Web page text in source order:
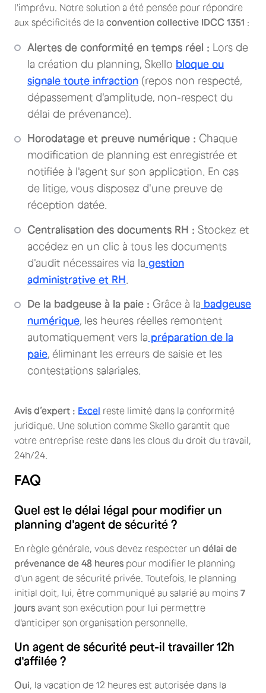
l'imprévu. Notre solution a été pensée pour répondre
aux spécificités de la convention collective IDCC 1351 :
Alertes de conformité en temps réel : Lors de
la création du planning, Skello bloque ou
signale toute infraction (repos non respecté,
dépassement d'amplitude, non-respect du
délai de prévenance).
Horodatage et preuve numérique : Chaque
modification de planning est enregistrée et
notifiée à l'agent sur son application. En cas
de litige, vous disposez d'une preuve de
réception datée.
Centralisation des documents RH : Stockez et
accédez en un clic à tous les documents
d'audit nécessaires via la gestion
administrative et RH
De la badgeuse à la paie : Grâce à la badgeuse
numérique, les heures réelles remontent
automatiquement vers la préparation de la
paie, éliminant les erreurs de saisie et les
contestations salariales.
Avis d’expert : Excel reste limité dans la conformité
juridique. Une solution comme Skello garantit que
votre entreprise reste dans les clous du droit du travail,
24h/24.
FAQ
Quel est le délai légal pour modifier un
planning d'agent de sécurité ?
En règle générale, vous devez respecter un délai de
prévenance de 48 heures pour modifier le planning
d'un agent de sécurité privée. Toutefois, le planning
initial doit, lui, être communiqué au salarié au moins 7
jours avant son exécution pour lui permettre
d'anticiper son organisation personnelle.
Un agent de sécurité peut-il travailler 12h
d'affilée ?
Oui , la vacation de 12 heures est autorisée dans la